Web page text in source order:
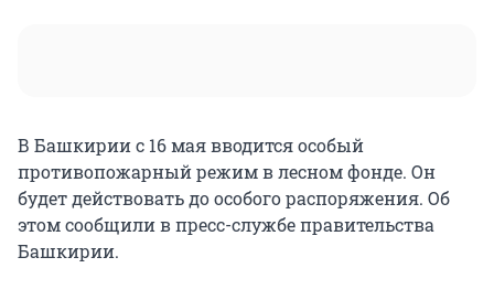
В Башкирии с 16 мая вводится особый
противопожарный режим в лесном фонде. Он
будет действовать до особого распоряжения. Об
этом сообщили в пресс-службе правительства
Башкирии.